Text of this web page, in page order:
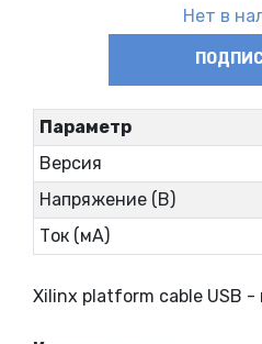
Нет в
Параметр
Версия
Напряжение (В)
Ток (мА)
Xilinx platform cable USB -